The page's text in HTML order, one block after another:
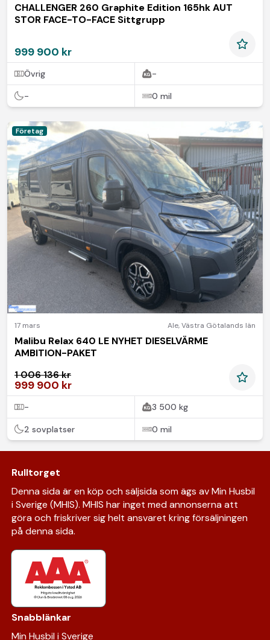
CHALLENGER 260 Graphite Edition 165hk AUT
STOR FACE-TO-FACE Sittgrupp
999 900 kr
Övrig -
- 0 mil
Företag
17 mars Ale,Västra Götalands län
Malibu Relax 640 LE NYHET DIESELVÄRME
AMBITION-PAKET
1 006 136 kr
999 900 kr
- 3 500 kg
2 sovplatser 0 mil
Rulltorget
Denna sida är en köp och säljsida som ägs av Min Husbil
i Sverige (MHIS). MHIS har inget med annonserna att
göra och friskriver sig helt ansvaret kring försäljningen
på denna sida.
Snabblänkar
Min Husbil i Sverige